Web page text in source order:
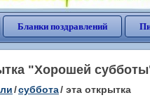
Бланки поздравлений
"Хорошей
/суббота/ эта открытка